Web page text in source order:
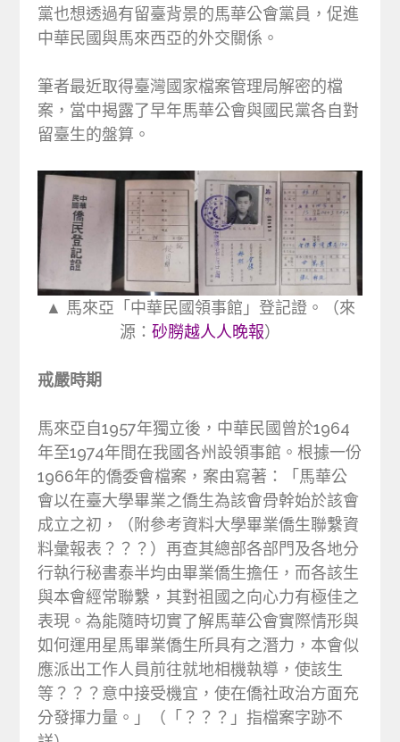
黨也想透過有留臺背景的馬華公會黨員，促進
中華民國與馬來西亞的外交關係。
筆者最近取得臺灣國家檔案管理局解密的檔
案，當中揭露了早年馬華公會與國民黨各自對
留臺生的盤算。
▲ 馬來亞「中華民國領事館」登記證。（來
源： 砂朥越人人晚報）
戒嚴時期
馬來亞自1957年獨立後，中華民國曾於1964
年至1974年間在我國各州設領事館。根據一份
1966年的僑委會檔案，案由寫著：「馬華公
會以在臺大學畢業之僑生為該會骨幹始於該會
成立之初，（附參考資料大學畢業僑生聯繫資
料彙報表？？？）再查其總部各部門及各地分
行執行秘書泰半均由畢業僑生擔任，而各該生
與本會經常聯繫，其對祖國之向心力有極佳之
表現。為能隨時切實了解馬華公會實際情形與
如何運用星馬畢業僑生所具有之潛力，本會似
應派出工作人員前往就地相機執導，使該生
等？？？意中接受機宜，使在僑社政治方面充
分發揮力量。」（「？？？」指檔案字跡不